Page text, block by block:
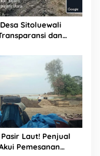
Sitoluewali
dan
Minim
Laut! Penjual
Pemesanan